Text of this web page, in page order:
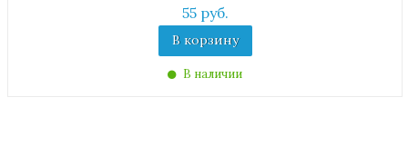
55 руб.
В корзину
В наличии